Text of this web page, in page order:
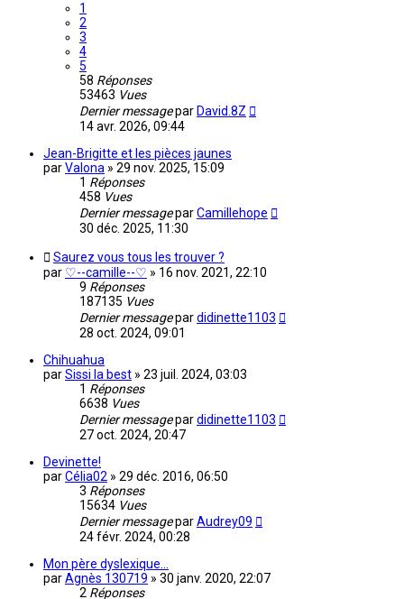
1
2
3
4
5
58 Réponses
53463 Vues
Dernier messagepar David.8Z
14 avr. 2026, 09:44
Jean-Brigitte et les pièces jaunes
parValona » 29 nov. 2025, 15:09
1 Réponses
458 Vues
Dernier messageparCamillehope
30 déc. 2025, 11:30
Saurez vous tous les trouver ?
par ♡--camille--♡ » 16 nov. 2021, 22:10
9 Réponses
187135 Vues
Dernier messagepardidinette1103
28 oct. 2024, 09:01
Chihuahua
parSissi la best » 23 juil. 2024, 03:03
1 Réponses
6638 Vues
Dernier messagepardidinette1103
27 oct. 2024, 20:47
Devinette!
parCélia02 » 29 déc. 2016, 06:50
3 Réponses
15634 Vues
Dernier messageparAudrey09
24 févr. 2024, 00:28
Mon père dyslexique...
parAgnès 130719 » 30 janv. 2020, 22:07
2 Réponses